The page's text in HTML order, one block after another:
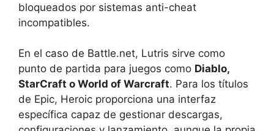
bloqueados por sistemas anti-cheat
incompatibles.
En el caso de Battle.net, Lutris sirve como
punto de partida para juegos como Diablo,
StarCraft o World of Warcraft. Para los títulos
de Epic, Heroic proporciona una interfaz
específica capaz de gestionar descargas,